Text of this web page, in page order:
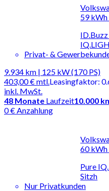
59
Privat- &
9.934 km | 125 kW (170 PS)
403,00 €mtl.
inkl. MwSt.
Leasingfaktor:
48 Monate Laufzeit10.000
0 € Anzahlung
60
Pure
Sitzh
Nur Privatkunden